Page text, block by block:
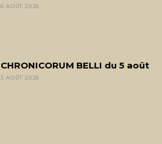
6 AOÛT 2026
CHRONICORUM BELLI du 5 août
5 AOÛT 2026